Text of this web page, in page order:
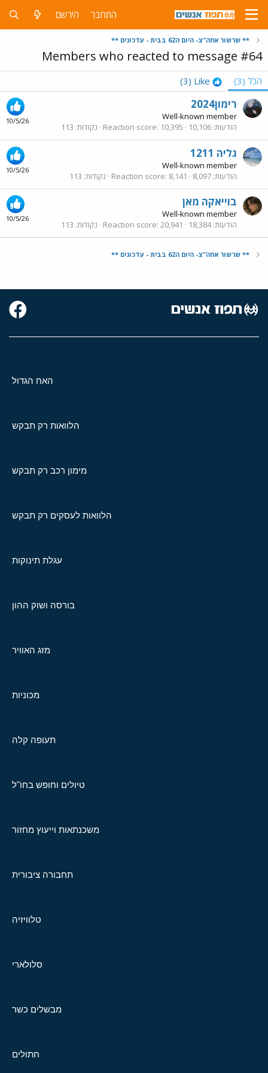
התחבר הירשם
** שרשור אחה"צ- היום ה62 בבית - עדכונים **
Members who reacted to message #64
הכל (3)
Like
(3)
10/5/26
רימון2024
Well-known member
הודעות 10,106
Reaction score 10,395 נקודות 113
10/5/26
גליה 1211
Well-known member
הודעות 8,097
Reaction score 8,141 נקודות 113
10/5/26
בוייאקה מאן
Well-known member
הודעות 18,384
Reaction score 20,941 נקודות 113
** שרשור אחה"צ- היום ה62 בבית - עדכונים **
האח הגדול
הלוואות רק תבקש
מימון רכב רק תבקש
הלוואות לעסקים רק תבקש
עגלת תינוקות
בורסה ושוק ההון
מזג האוויר
מכוניות
תעופה קלה
טיולים וחופש בחו"ל
משכנתאות וייעוץ מחזור
תחבורה ציבורית
טלוויזיה
סלולארי
מבשלים כשר
חתולים